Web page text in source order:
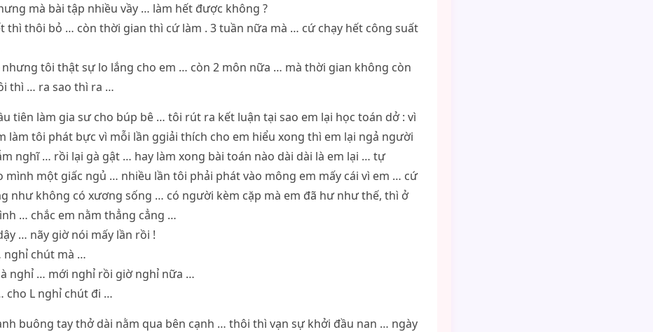
mà bài tập nhiều vầy … làm hết được không ?
thì thôi bỏ … còn thời gian thì cứ làm . 3 tuần nữa mà … cứ chạy hết công suất
nhưng tôi thật sự lo lắng cho em … còn 2 môn nữa … mà thời gian không còn
thì … ra sao thì ra …
tiên làm gia sư cho búp bê … tôi rút ra kết luận tại sao em lại học toán dở : vì
làm tôi phát bực vì mỗi lần ggiải thích cho em hiểu xong thì em lại ngả người
nghĩ … rồi lại gà gật … hay làm xong bài toán nào dài dài là em lại … tự
mình một giấc ngủ … nhiều lần tôi phải phát vào mông em mấy cái vì em … cứ
như không có xương sống … có người kèm cặp mà em đã hư như thế, thì ở
… chắc em nằm thẳng cẳng …
… nãy giờ nói mấy lần rồi !
nghỉ chút mà …
nghỉ … mới nghỉ rồi giờ nghỉ nữa …
cho L nghỉ chút đi …
buông tay thở dài nằm qua bên cạnh … thôi thì vạn sự khởi đầu nan … ngày